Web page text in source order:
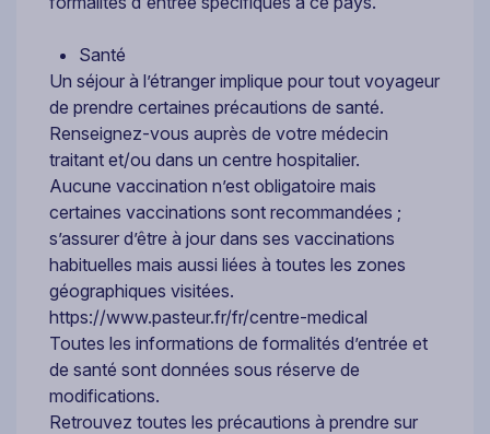
Santé
Un séjour à l’étranger implique pour tout voyageur
de prendre certaines précautions de santé.
Renseignez-vous auprès de votre médecin
traitant et/ou dans un centre hospitalier.
Aucune vaccination n’est obligatoire mais
certaines vaccinations sont recommandées ;
s’assurer d’être à jour dans ses vaccinations
habituelles mais aussi liées à toutes les zones
géographiques visitées.
https://www.pasteur.fr/fr/centre-medical
Toutes les informations de formalités d’entrée et
de santé sont données sous réserve de
modifications.
Retrouvez toutes les précautions à prendre sur